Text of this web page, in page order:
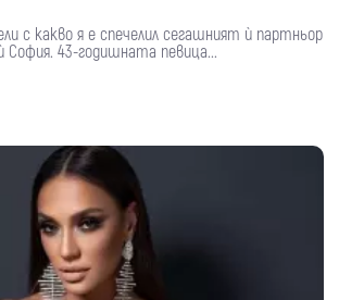
с какво я е спечелил сегашният ѝ партньор
София. 43-годишната певица...